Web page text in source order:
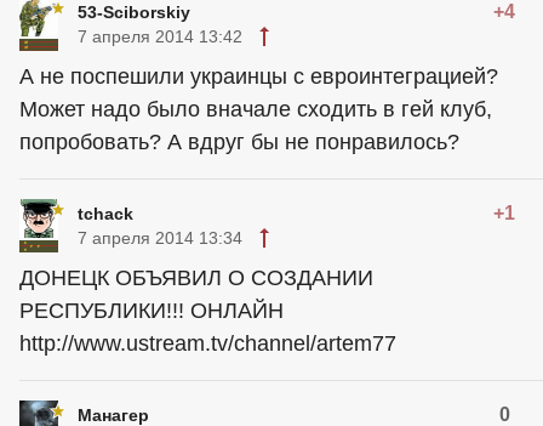
53-Sciborskiy +4
7 апреля 2014 13:42
А не поспешили украинцы с евроинтеграцией?
Может надо было вначале сходить в гей клуб,
попробовать? А вдруг бы не понравилось?
tchack +1
7 апреля 2014 13:34
ДОНЕЦК ОБЪЯВИЛ О СОЗДАНИИ
РЕСПУБЛИКИ!!! ОНЛАЙН
http://www.ustream.tv/channel/artem77
Манагер 0